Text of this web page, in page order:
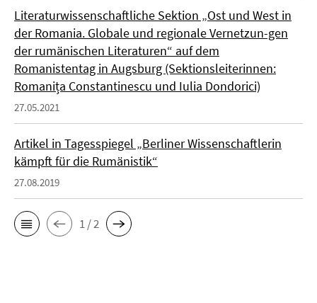
Literaturwissenschaftliche Sektion „Ost und West in
der Romania. Globale und regionale Vernetzun-gen
der rumänischen Literaturen“ auf dem
Romanistentag in Augsburg (Sektionsleiterinnen:
Romanița Constantinescu und Iulia Dondorici)
27.05.2021
Artikel in Tagesspiegel „Berliner Wissenschaftlerin
kämpft für die Rumänistik“
27.08.2019
1 / 2